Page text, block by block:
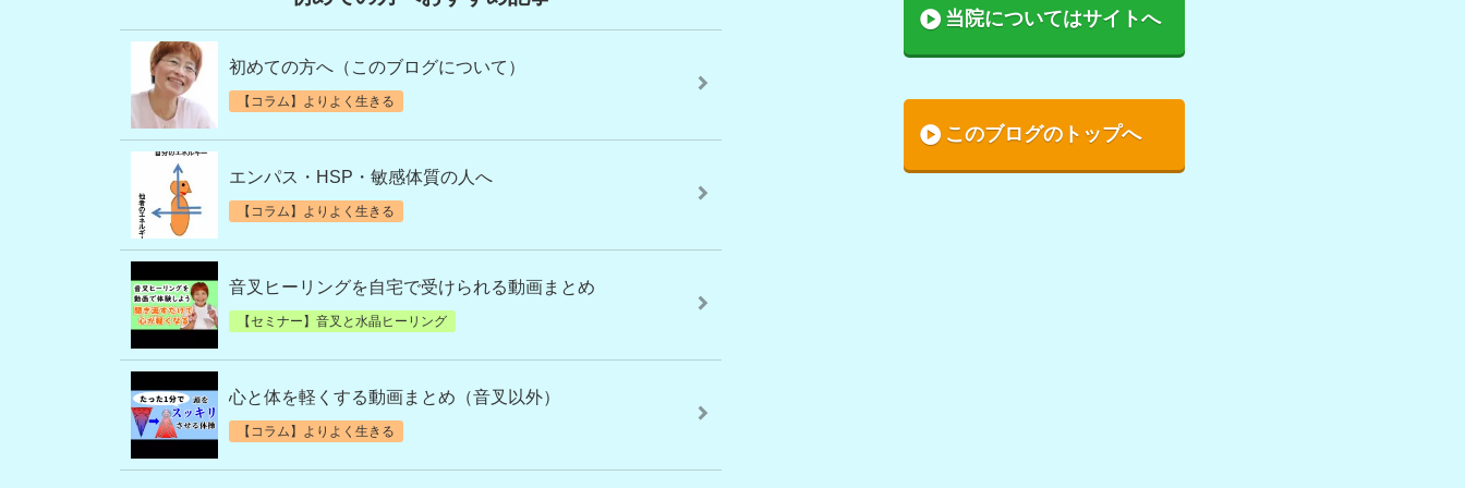
初めての方へ（このブログについて）
【コラム】よりよく生きる
エンパス・HSP・敏感体質の人へ
【コラム】よりよく生きる
音叉ヒーリングを自宅で受けられる動画まとめ
【セミナー】音叉と水晶ヒーリング
心と体を軽くする動画まとめ（音叉以外）
【コラム】よりよく生きる
当院についてはサイトへ
このブログのトップへ